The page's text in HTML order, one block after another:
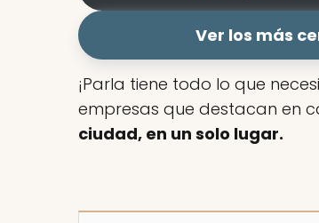
Ver los más
¡Parla tiene todo lo que
empresas que destacan en
ciudad, en un solo lugar.